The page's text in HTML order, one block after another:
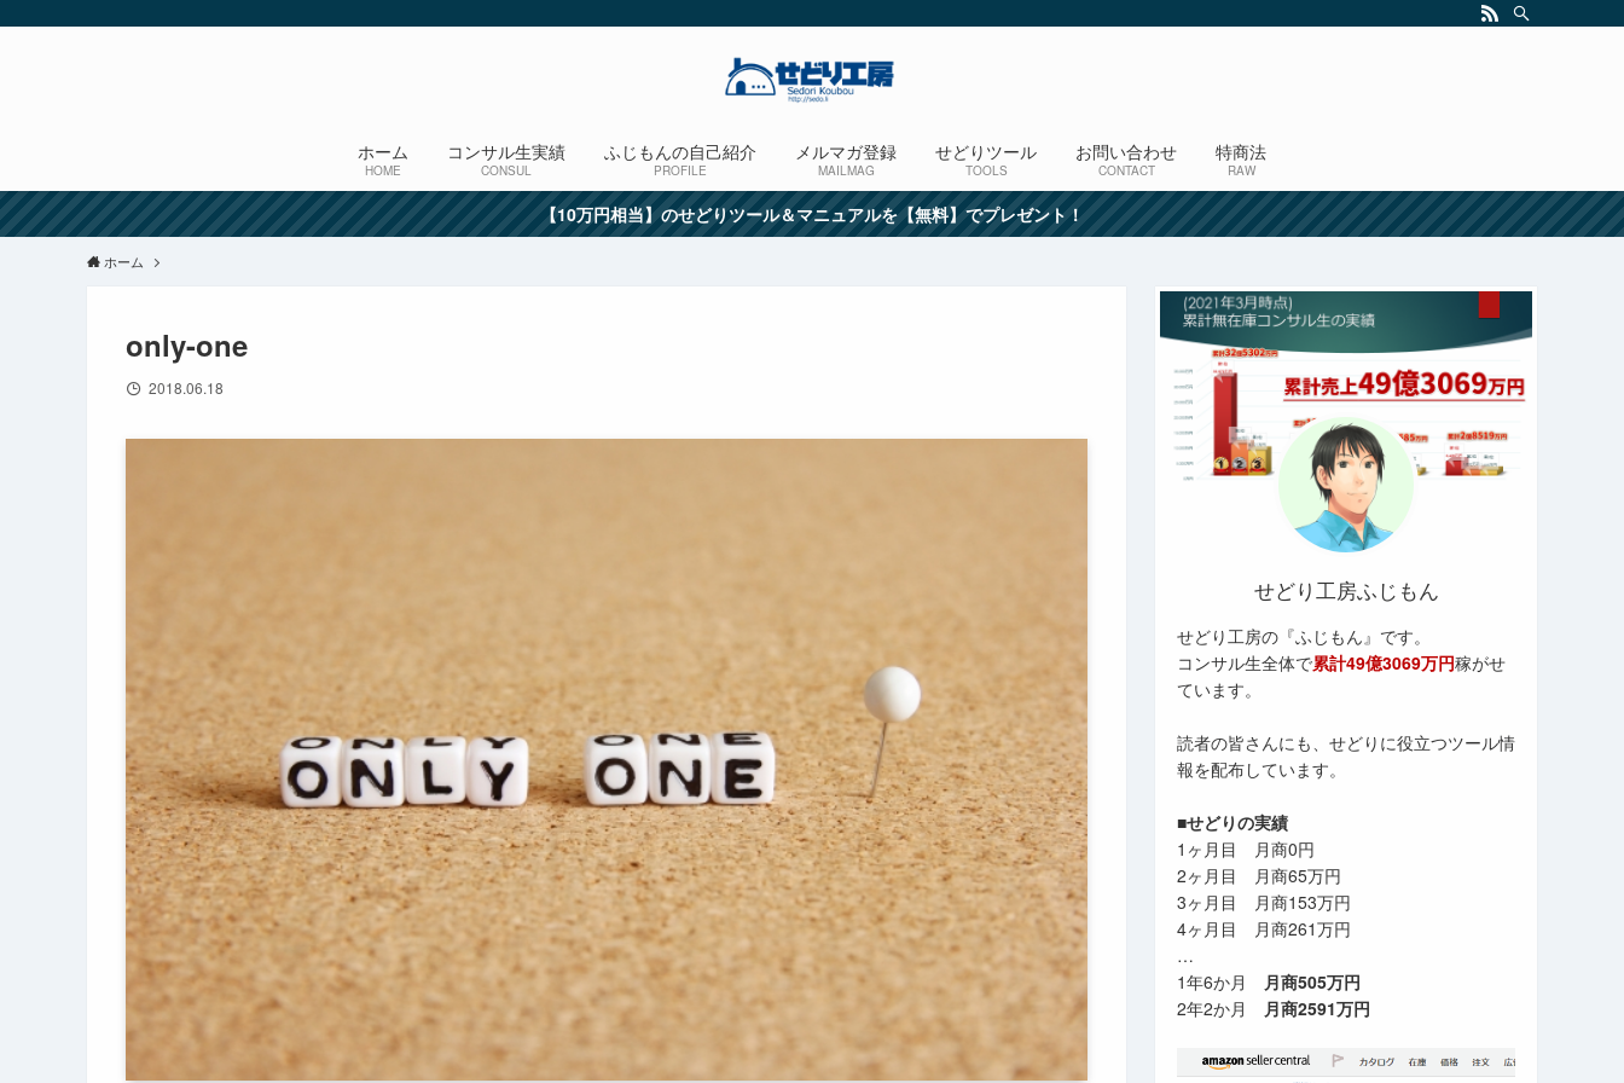
ホーム
HOME
コンサル生実績
CONSUL
ふじもんの自己紹介
PROFILE
メルマガ登録
MAILMAG
せどりツール
TOOLS
お問い合わせ
CONTACT
特商法
RAW
【10万円相当】のせどりツール＆マニュアルを【無料】でプレゼント！
ホーム
only-one
2018.06.18
せどり工房ふじもん
せどり工房の『ふじもん』です。
コンサル生全体で累計49億3069万円稼がせ
ています。
読者の皆さんにも、せどりに役立つツール情
報を配布しています。
■せどりの実績
1ヶ月目 月商0円
2ヶ月目 月商65万円
3ヶ月目 月商153万円
4ヶ月目 月商261万円
…
1年6か月 月商505万円
2年2か月 月商2591万円